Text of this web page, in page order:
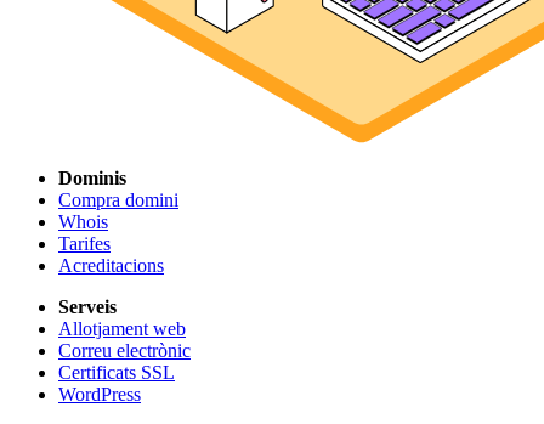
Dominis
Compra domini
Whois
Tarifes
Acreditacions
Serveis
Allotjament web
Correu electrònic
Certificats SSL
WordPress